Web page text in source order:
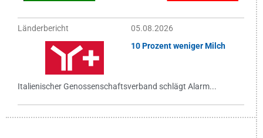
Länderbericht
05.08.2026
10 Prozent weniger Milch
Italienischer Genossenschaftsverband schlägt Alarm...